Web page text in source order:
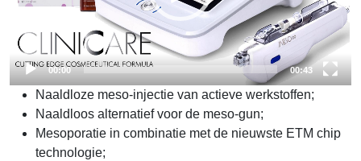
00:00 00:43
Naaldloze meso-injectie van actieve werkstoffen;
Naaldloos alternatief voor de meso-gun;
Mesoporatie in combinatie met de nieuwste ETM chip
technologie;